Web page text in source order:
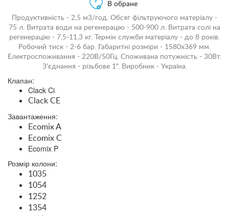
В обране
Продуктивність - 2,5 м3/год. Обсяг фільтруючого матеріалу -
75 л. Витрата води на регенерацію - 500-900 л. Витрата солі на
регенерацію - 7,5-11,3 кг. Термін служби матеріалу - до 8 років.
Робочий тиск - 2-6 бар. Габаритні розміри - 1580х369 мм.
Електроспоживання - 220В/50Гц. Споживана потужність - 30Вт.
З'єднання - різьбове 1". Виробник - Україна.
Клапан:
Clack Ci
Clack CE
Завантаження:
Ecomix A
Ecomix C
Ecomix P
Розмір колони:
1035
1054
1252
1354